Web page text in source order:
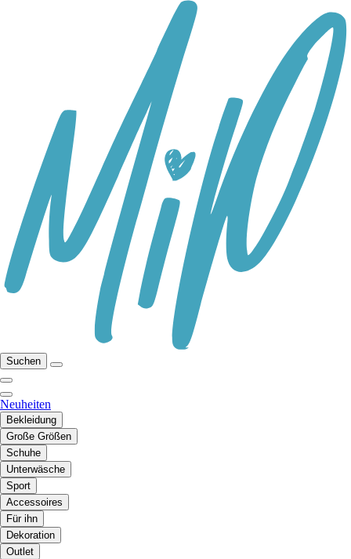
Suchen
Neuheiten
Bekleidung
Große Größen
Schuhe
Unterwäsche
Sport
Accessoires
Für ihn
Dekoration
Outlet